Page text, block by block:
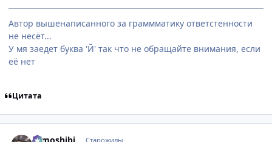
Автор вышенаписанного за граммматику ответстенности
не несёт...
У мя заедет буква 'Й' так что не обращайте внимания, если
её нет
Цитата
Старожилы